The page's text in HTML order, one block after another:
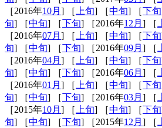
［2016年10月 ] ［ 上旬] ［中旬] ［下旬
旬] ［中旬] ［下旬] ［2016年12月 ] ［
［2016年07月 ] ［ 上旬] ［中旬] ［下旬
旬] ［中旬] ［下旬] ［2016年09月 ] ［
［2016年04月 ] ［ 上旬] ［中旬] ［下旬
旬] ［中旬] ［下旬] ［2016年06月 ] ［
［2016年01月 ] ［ 上旬] ［中旬] ［下旬
旬] ［中旬] ［下旬] ［2016年03月 ] ［
［2015年10月 ] ［ 上旬] ［中旬] ［下旬
旬] ［中旬] ［下旬] ［2015年12月 ] ［